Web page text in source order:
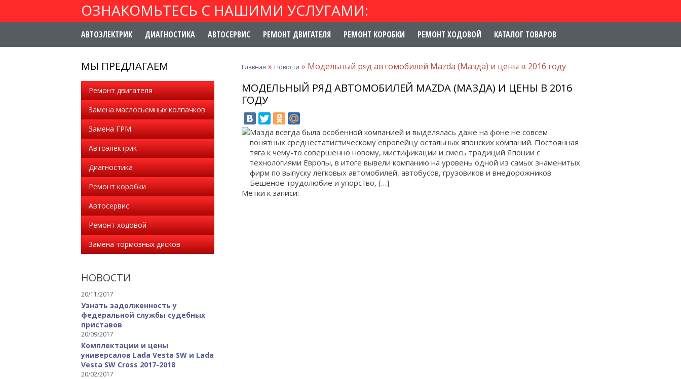
ОЗНАКОМЬТЕСЬ С НАШИМИ УСЛУГАМИ:
АВТОЭЛЕКТРИК ДИАГНОСТИКА АВТОСЕРВИС РЕМОНТ ДВИГАТЕЛЯ РЕМОНТ КОРОБКИ РЕМОНТ ХОДОВОЙ КАТАЛОГ ТОВАРОВ
МЫ ПРЕДЛАГАЕМ
Ремонт двигателя
Замена маслосьемных колпачков
Замена ГРМ
Автоэлектрик
Диагностика
Ремонт коробки
Автосервис
Ремонт ходовой
Замена тормозных дисков
НОВОСТИ
20/11/2017
Узнать задолженность у
федеральной службы судебных
приставов
20/09/2017
Комплектации и цены
универсалов Lada Vesta SW и Lada
Vesta SW Cross 2017-2018
20/02/2017
Главная » Новости » Модельный ряд автомобилей Mazda (Мазда) и цены в 2016 году
МОДЕЛЬНЫЙ РЯД АВТОМОБИЛЕЙ MAZDA (МАЗДА) И ЦЕНЫ В 2016
ГОДУ
Мазда всегда была особенной компанией и выделялась даже на фоне не совсем
понятных среднестатистическому европейцу остальных японских компаний. Постоянная
тяга к чему-то совершенно новому, мистификации и смесь традиций Японии с
технологиями Европы, в итоге вывели компанию на уровень одной из самых знаменитых
фирм по выпуску легковых автомобилей, автобусов, грузовиков и внедорожников.
Бешеное трудолюбие и упорство, […]
Метки к записи: